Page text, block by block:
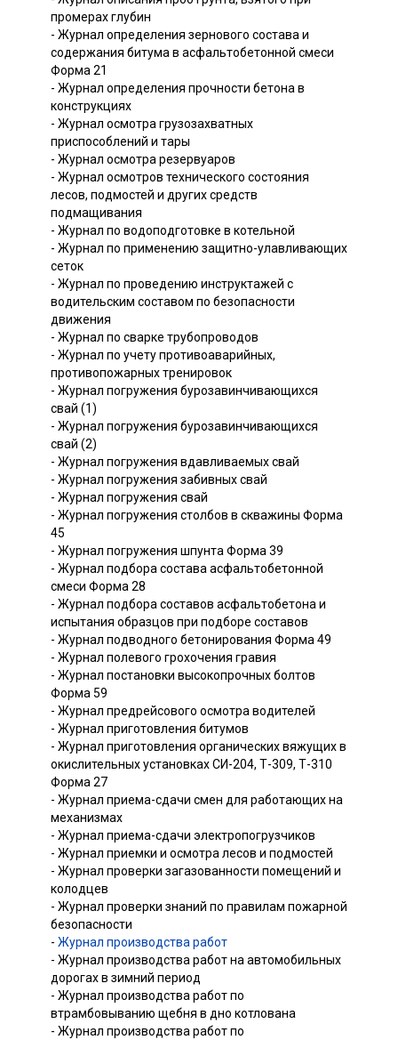
промерах глубин
- Журнал определения зернового состава и
содержания битума в асфальтобетонной смеси
Форма 21
- Журнал определения прочности бетона в
конструкциях
- Журнал осмотра грузозахватных
приспособлений и тары
- Журнал осмотра резервуаров
- Журнал осмотров технического состояния
лесов, подмостей и других средств
подмащивания
- Журнал по водоподготовке в котельной
- Журнал по применению защитно-улавливающих
сеток
- Журнал по проведению инструктажей с
водительским составом по безопасности
движения
- Журнал по сварке трубопроводов
- Журнал по учету противоаварийных,
противопожарных тренировок
- Журнал погружения бурозавинчивающихся
свай (1)
- Журнал погружения бурозавинчивающихся
свай (2)
- Журнал погружения вдавливаемых свай
- Журнал погружения забивных свай
- Журнал погружения свай
- Журнал погружения столбов в скважины Форма
45
- Журнал погружения шпунта Форма 39
- Журнал подбора состава асфальтобетонной
смеси Форма 28
- Журнал подбора составов асфальтобетона и
испытания образцов при подборе составов
- Журнал подводного бетонирования Форма 49
- Журнал полевого грохочения гравия
- Журнал постановки высокопрочных болтов
Форма 59
- Журнал предрейсового осмотра водителей
- Журнал приготовления битумов
- Журнал приготовления органических вяжущих в
окислительных установках СИ-204, Т-309, Т-310
Форма 27
- Журнал приема-сдачи смен для работающих на
механизмах
- Журнал приема-сдачи электропогрузчиков
- Журнал приемки и осмотра лесов и подмостей
- Журнал проверки загазованности помещений и
колодцев
- Журнал проверки знаний по правилам пожарной
безопасности
- Журнал производства работ
- Журнал производства работ на автомобильных
дорогах в зимний период
- Журнал производства работ по
втрамбовыванию щебня в дно котлована
- Журнал производства работ по